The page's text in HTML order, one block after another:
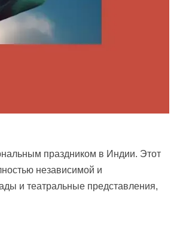
праздником в Индии. Этот
независимой и
и театральные представления,